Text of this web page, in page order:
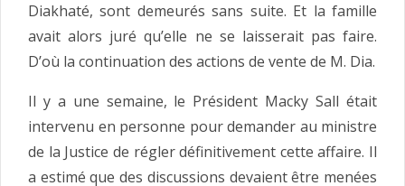
Diakhaté, sont demeurés sans suite. Et la famille
avait alors juré qu’elle ne se laisserait pas faire.
D’où la continuation des actions de vente de M. Dia.
Il y a une semaine, le Président Macky Sall était
intervenu en personne pour demander au ministre
de la Justice de régler définitivement cette affaire. Il
a estimé que des discussions devaient être menées